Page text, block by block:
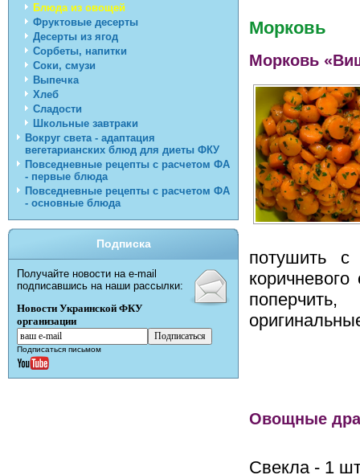
Блюда из овощей
Фруктовые десерты
Десерты из ягод
Сорбеты, напитки
Соки, смузи
Выпечка
Хлеб
Сладости
Школьные завтраки
Вокруг света - адаптация
вегетарианских блюд для диеты ФКУ
Повседневные рецепты с расчетом ФА
- первые блюда
Повседневные рецепты с расчетом ФА
- основные блюда
Подписка
Получайте новости на e-mail
подписавшись на наши рассылки:
Новости Украинской ФКУ
организации
Подписаться письмом
Морковь
Морковь
потушить
Овощные
Свекла - 1